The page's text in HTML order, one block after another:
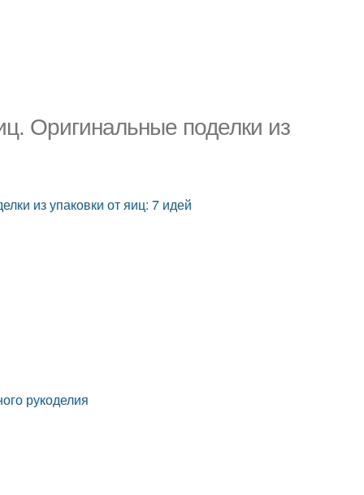
Оригинальные поделки из
из упаковки от яиц: 7 идей
рукоделия